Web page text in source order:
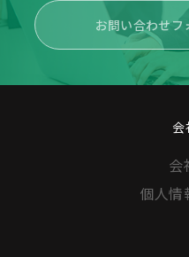
お問い合わせフ
会
会
個人情